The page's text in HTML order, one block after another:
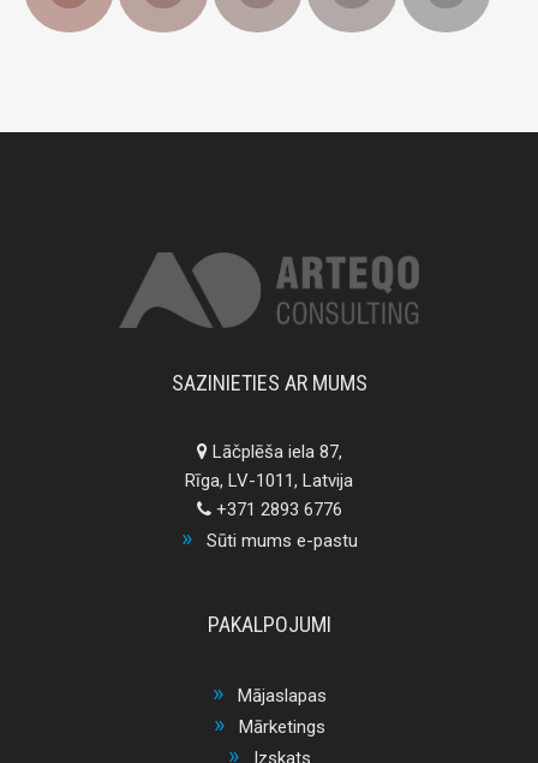
SAZINIETIES AR MUMS
Lāčplēša iela 87,
Rīga, LV-1011, Latvija
+371 2893 6776
Sūti mums e-pastu
PAKALPOJUMI
Mājaslapas
Mārketings
Izskats